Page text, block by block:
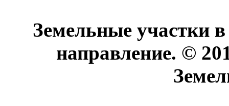
Земельные участки
направление. ©